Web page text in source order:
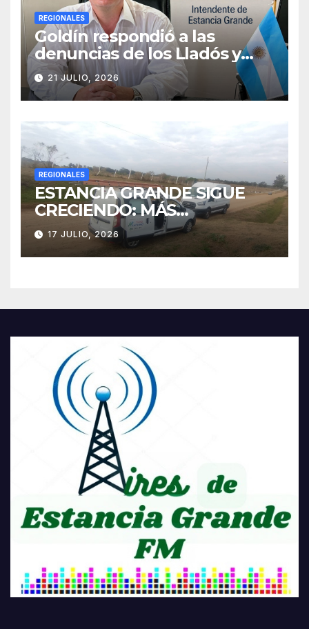
REGIONALES
Goldín respondió a las
denuncias de los Lladós y
defendió la transparencia de
su gestión
21 JULIO, 2026
REGIONALES
ESTANCIA GRANDE SIGUE
CRECIENDO: MÁS
CONECTIVIDAD Y UNA
TRANSFORMACIÓN
HISTÓRICA PARA LA
17 JULIO, 2026